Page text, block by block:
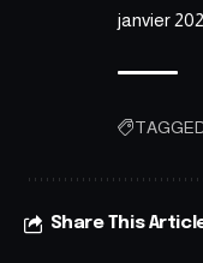
janvier
Share This